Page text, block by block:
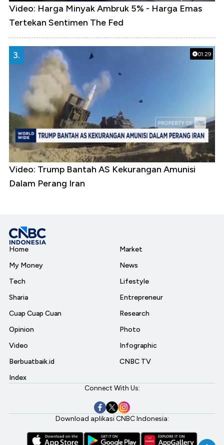
Video: Harga Minyak Ambruk 5% - Harga Emas
Tertekan Sentimen The Fed
01:29
3.
Video: Trump Bantah AS Kekurangan Amunisi
Dalam Perang Iran
Home
My Money
Tech
Sharia
Cuap Cuap Cuan
Opinion
Video
Berbuatbaik.id
Index
Market
News
Lifestyle
Entrepreneur
Research
Photo
Infographic
CNBC TV
Connect With Us:
Download aplikasi CNBC Indonesia: